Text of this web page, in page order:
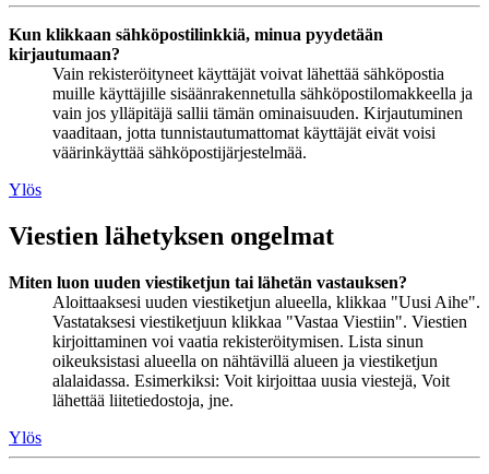
Kun klikkaan sähköpostilinkkiä, minua pyydetään
kirjautumaan?
Vain rekisteröityneet käyttäjät voivat lähettää sähköpostia
muille käyttäjille sisäänrakennetulla sähköpostilomakkeella ja
vain jos ylläpitäjä sallii tämän ominaisuuden. Kirjautuminen
vaaditaan, jotta tunnistautumattomat käyttäjät eivät voisi
väärinkäyttää sähköpostijärjestelmää.
Ylös
Viestien lähetyksen ongelmat
Miten luon uuden viestiketjun tai lähetän vastauksen?
Aloittaaksesi uuden viestiketjun alueella, klikkaa "Uusi Aihe".
Vastataksesi viestiketjuun klikkaa "Vastaa Viestiin". Viestien
kirjoittaminen voi vaatia rekisteröitymisen. Lista sinun
oikeuksistasi alueella on nähtävillä alueen ja viestiketjun
alalaidassa. Esimerkiksi: Voit kirjoittaa uusia viestejä, Voit
lähettää liitetiedostoja, jne.
Ylös